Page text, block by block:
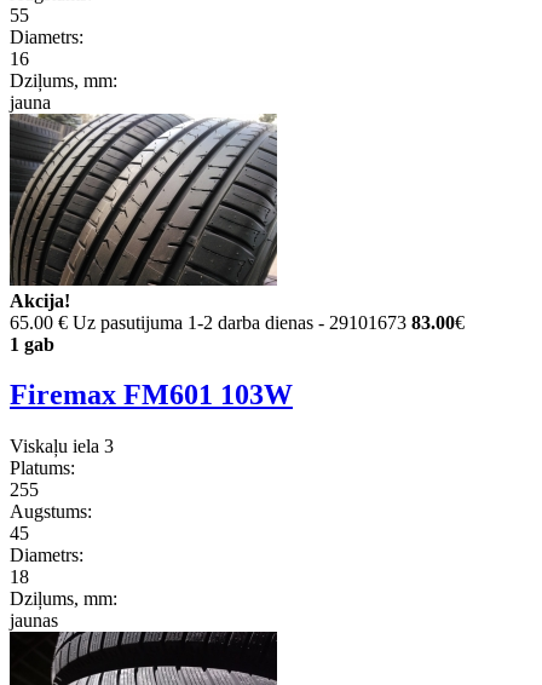
55
Diametrs:
16
Dziļums, mm:
jauna
Akcija!
65.00 € Uz pasutijuma 1-2 darba dienas - 29101673 83.00€
1 gab
Firemax FM601 103W
Viskaļu iela 3
Platums:
255
Augstums:
45
Diametrs:
18
Dziļums, mm:
jaunas